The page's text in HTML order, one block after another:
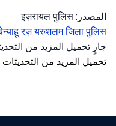
المصدر: इज़रायल पुलिस
रज़यरुशलम जिला पुलिस
جارٍ تحميل المزيد من
تحميل المزيد من التحديثات